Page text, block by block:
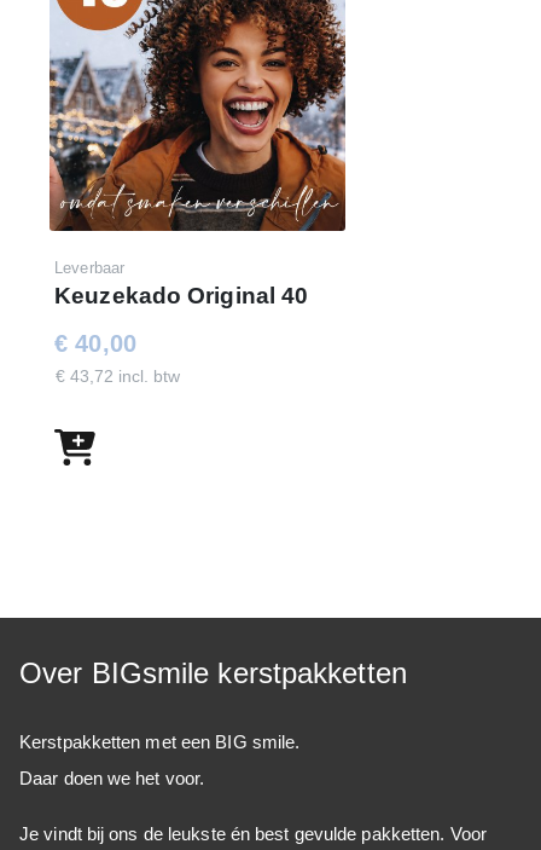
Leverbaar
Keuzekado Original 40
€ 40,00
€ 43,72 incl. btw
Over BIGsmile kerstpakketten
Kerstpakketten met een BIG smile.
Daar doen we het voor.
Je vindt bij ons de leukste én best gevulde pakketten. Voor